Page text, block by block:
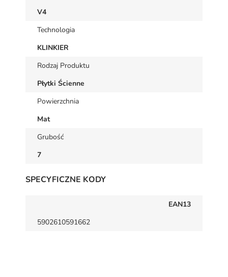
V4
Technologia
KLINKIER
Rodzaj Produktu
Płytki Ścienne
Powierzchnia
Mat
Grubość
7
SPECYFICZNE KODY
EAN13
5902610591662